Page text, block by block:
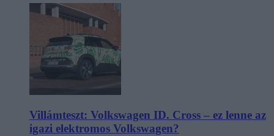
Villámteszt: Volkswagen ID. Cross – ez lenne az
igazi elektromos Volkswagen?